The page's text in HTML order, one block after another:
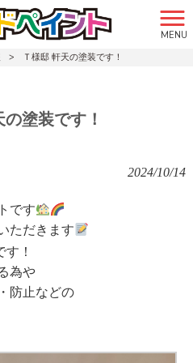
MENU
> Ｔ様邸 軒天の塗装です！
塗装です！
2024/10/14
です
ただきます
す！
為や
防止などの